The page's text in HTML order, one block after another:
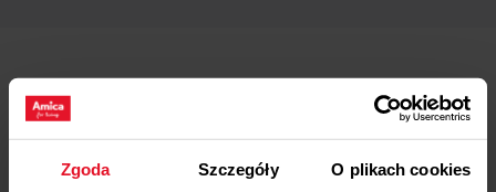
Zgoda Szczegóły O plikach cookies
Kacper Sobkiewicz